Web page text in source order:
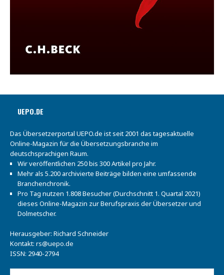
UEPO.DE
Das Übersetzerportal UEPO.de ist seit 2001 das tagesaktuelle
Online-Magazin für die Übersetzungsbranche im
deutschsprachigen Raum.
Wir veröffentlichen 250 bis 300 Artikel pro Jahr.
Mehr als 5.200 archivierte Beiträge bilden eine umfassende
Branchenchronik.
Pro Tag nutzen 1.808 Besucher (Durchschnitt 1. Quartal 2021)
dieses Online-Magazin zur Berufspraxis der Übersetzer und
Dolmetscher.
Herausgeber: Richard Schneider
Kontakt: rs@uepo.de
ISSN: 2940-2794